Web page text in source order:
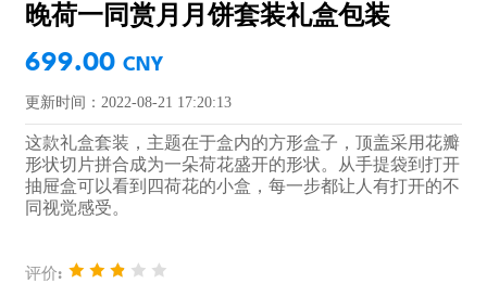
晚荷一同赏月月饼套装礼盒包装
699.00 CNY
更新时间：2022-08-21 17:20:13
这款礼盒套装，主题在于盒内的方形盒子，顶盖采用花瓣
形状切片拼合成为一朵荷花盛开的形状。从手提袋到打开
抽屉盒可以看到四荷花的小盒，每一步都让人有打开的不
同视觉感受。
评价: